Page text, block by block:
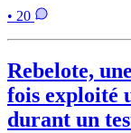
• 20
Rebelote,
fois exploité
durant un